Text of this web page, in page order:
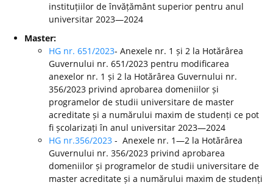
instituțiilor de învățământ superior pentru anul
universitar 2023—2024
Master:
HG nr. 651/2023- Anexele nr. 1 și 2 la Hotărârea
Guvernului nr. 651/2023 pentru modificarea
anexelor nr. 1 și 2 la Hotărârea Guvernului nr.
356/2023 privind aprobarea domeniilor și
programelor de studii universitare de master
acreditate și a numărului maxim de studenți ce pot
fi școlarizați în anul universitar 2023—2024
HG nr.356/2023 - Anexele nr. 1—2 la Hotărârea
Guvernului nr. 356/2023 privind aprobarea
domeniilor și programelor de studii universitare de
master acreditate și a numărului maxim de studenți